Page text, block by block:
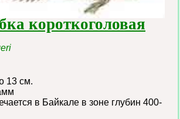
короткоголовая
13 см.
в Байкале в зоне глубин 400-